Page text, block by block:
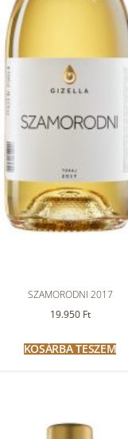
SZAMORODNI 2017
19.950 Ft
KOSÁRBA TESZEM